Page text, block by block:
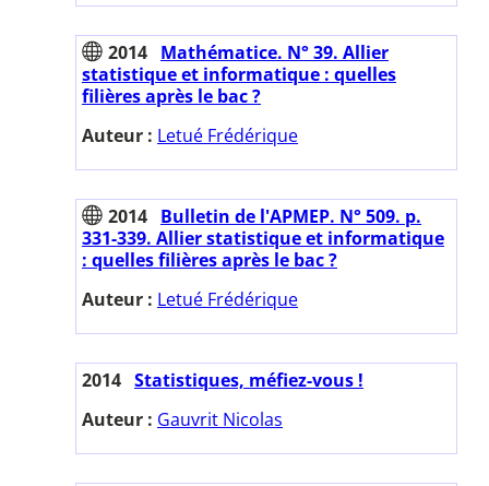
2014 Mathématice. N° 39. Allier
statistique et informatique : quelles
filières après le bac ?
Auteur : Letué Frédérique
2014 Bulletin de l'APMEP. N° 509. p.
331-339. Allier statistique et informatique
: quelles filières après le bac ?
Auteur : Letué Frédérique
2014 Statistiques, méfiez-vous !
Auteur : Gauvrit Nicolas